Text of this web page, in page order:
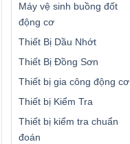
Máy vệ sinh buồng đốt
động cơ
Thiết Bị Dầu Nhớt
Thiết Bị Đồng Sơn
Thiết bị gia công động cơ
Thiết bị Kiểm Tra
Thiết bị kiểm tra chuẩn
đoán